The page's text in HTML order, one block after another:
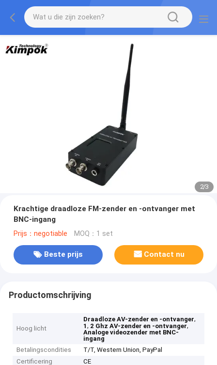
2/3
Krachtige draadloze FM-zender en -ontvanger met
BNC-ingang
Prijs：negotiable MOQ：1 set
Beste prijs Contact nu
Productomschrijving
Hoog licht
Draadloze AV-zender en -ontvanger,
1, 2 Ghz AV-zender en -ontvanger,
Analoge videozender met BNC-
ingang
Betalingscondities
T/T, Western Union, PayPal
Certificering
CE